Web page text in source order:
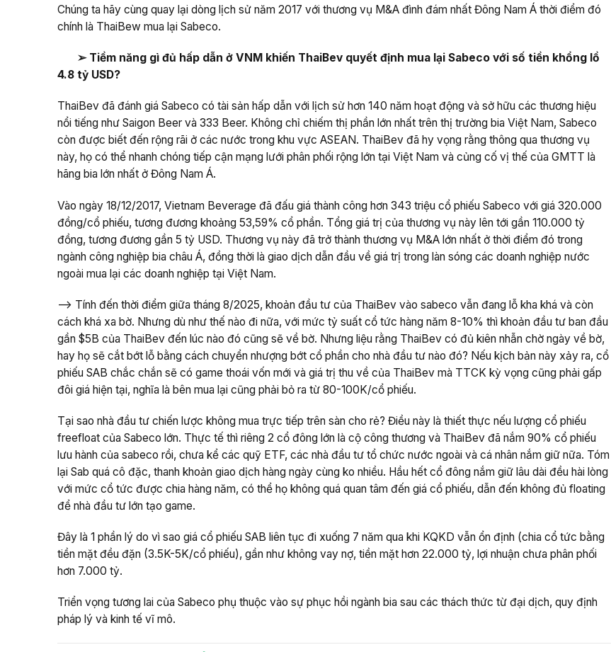
Chúng ta hãy cùng quay lại dòng lịch sử năm 2017 với thương vụ M&A đình đám nhất Đông Nam Á thời điểm đó
chính là ThaiBew mua lại Sabeco.
➢ Tiềm năng gì đủ hấp dẫn ở VNM khiến ThaiBevquyết định mua lại Sabecovới số tiền khổng lồ
4.8 tỷ USD?
ThaiBev đã đánh giá Sabeco có tài sản hấp dẫn với lịch sử hơn 140 năm hoạt động và sở hữu các thương hiệu
nổi tiếng như Saigon Beer và 333 Beer. Không chỉ chiếm thị phần lớn nhất trên thị trường bia Việt Nam, Sabeco
còn được biết đến rộng rãi ở các nước trong khu vực ASEAN. ThaiBev đã hy vọng rằng thông qua thương vụ
này, họ có thể nhanh chóng tiếp cận mạng lưới phân phối rộng lớn tại Việt Nam và củng cố vị thế của GMTT là
hãng bia lớn nhất ở Đông Nam Á.
Vào ngày 18/12/2017, Vietnam Beverage đã đấu giá thành công hơn 343 triệu cổ phiếu Sabeco với giá 320.000
đồng/cổ phiếu, tương đương khoảng 53,59% cổ phần. Tổng giá trị của thương vụ này lên tới gần 110.000 tỷ
đồng, tương đương gần 5 tỷ USD. Thương vụ này đã trở thành thương vụ M&A lớn nhất ở thời điểm đó trong
ngành công nghiệp bia châu Á, đồng thời là giao dịch dẫn đầu về giá trị trong làn sóng các doanh nghiệp nước
ngoài mua lại các doanh nghiệp tại Việt Nam.
--> Tính đến thời điểm giữa tháng 8/2025, khoản đầu tư của ThaiBev vào sabeco vẫn đang lỗ kha khá và còn
cách khá xa bờ. Nhưng dù như thế nào đi nữa, với mức tỷ suất cổ tức hàng năm 8-10% thì khoản đầu tư ban đầu
gần $5B của ThaiBev đến lúc nào đó cũng sẽ về bờ. Nhưng liệu rằng ThaiBev có đủ kiên nhẫn chờ ngày về bờ,
hay họ sẽ cắt bớt lỗ bằng cách chuyển nhượng bớt cổ phần cho nhà đầu tư nào đó? Nếu kịch bản này xảy ra, cổ
phiếu SAB chắc chắn sẽ có game thoái vốn mới và giá trị thu về của ThaiBev mà TTCK kỳ vọng cũng phải gấp
đôi giá hiện tại, nghĩa là bên mua lại cũng phải bỏ ra từ 80-100K/cổ phiếu.
Tại sao nhà đầu tư chiến lược không mua trực tiếp trên sàn cho rẻ? Điều này là thiết thực nếu lượng cổ phiếu
freefloat của Sabeco lớn. Thực tế thì riêng 2 cổ đông lớn là cộ công thương và ThaiBev đã nắm 90% cổ phiếu
lưu hành của sabeco rồi, chưa kể các quỹ ETF, các nhà đầu tư tổ chức nước ngoài và cá nhân nắm giữ nữa. Tóm
lại Sab quá cô đặc, thanh khoản giao dịch hàng ngày cùng ko nhiều. Hầu hết cổ đông nắm giữ lâu dài đều hài lòng
với mức cổ tức được chia hàng năm, có thể họ không quá quan tâm đến giá cổ phiếu, dẫn đến không đủ floating
để nhà đầu tư lớn tạo game.
Đây là 1 phần lý do vì sao giá cổ phiếu SAB liên tục đi xuống 7 năm qua khi KQKD vẫn ổn định (chia cổ tức bằng
tiền mặt đều đặn (3.5K-5K/cổ phiếu), gần như không vay nợ, tiền mặt hơn 22.000 tỷ, lợi nhuận chưa phân phối
hơn 7.000 tỷ.
Triển vọng tương lai của Sabeco phụ thuộc vào sự phục hồi ngành bia sau các thách thức từ đại dịch, quy định
pháp lý và kinh tế vĩ mô.